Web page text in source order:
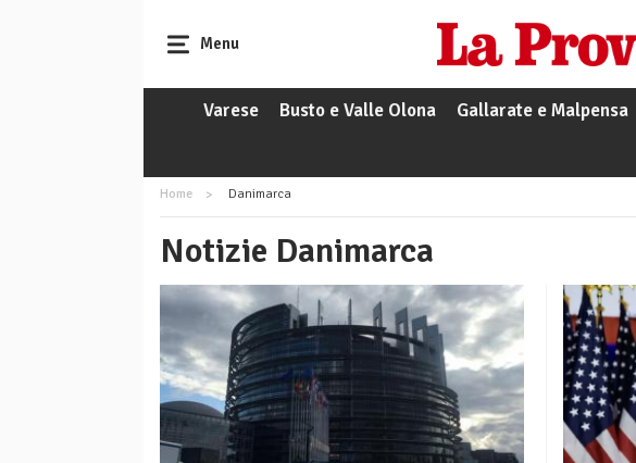
Menu
Varese Busto e Valle Olona Gallarate e Malpensa
Home Danimarca
Notizie Danimarca